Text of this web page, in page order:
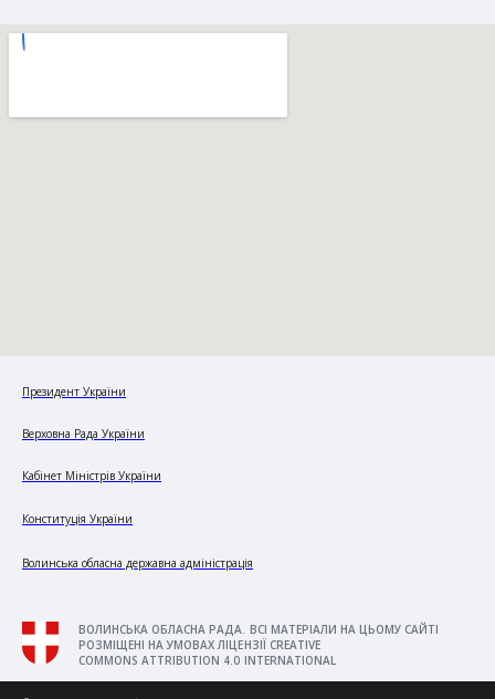
Президент України
Верховна Рада України
Кабінет Міністрів України
Конституція України
Волинська обласна державна адміністрація
ВОЛИНСЬКА ОБЛАСНА РАДА. ВСІ МАТЕРІАЛИ НА ЦЬОМУ САЙТІ
РОЗМІЩЕНІ НА УМОВАХ ЛІЦЕНЗІЇ CREATIVE
COMMONS ATTRIBUTION 4.0 INTERNATIONAL